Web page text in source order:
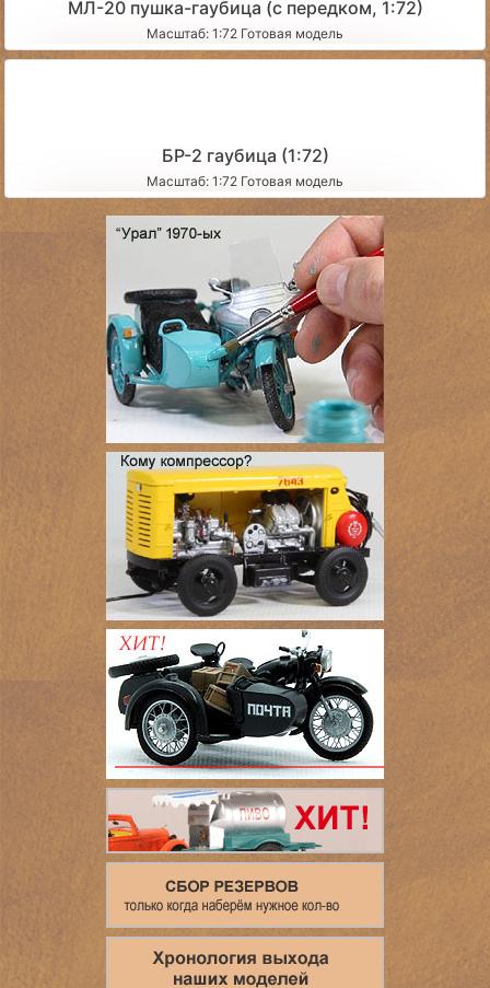
МЛ-20 пушка-гаубица (с передком, 1:72)
Масштаб: 1:72 Готовая модель
БР-2 гаубица (1:72)
Масштаб: 1:72 Готовая модель